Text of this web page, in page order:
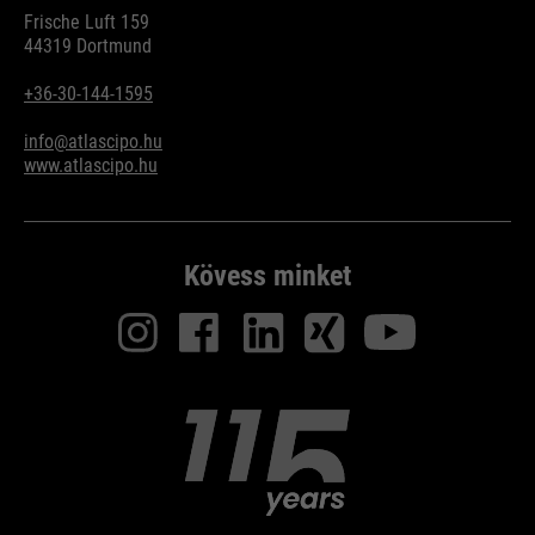
Frische Luft 159
44319 Dortmund
+36-30-144-1595
info@atlascipo.hu
www.atlascipo.hu
Kövess minket